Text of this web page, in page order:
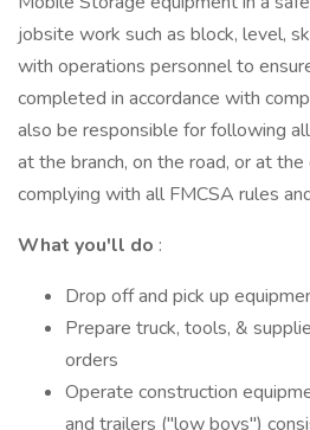
jobsite work such as block, level,
with operations personnel to
completed in accordance with
also be responsible for following
at the branch, on the road, or at
complying with all FMCSA rules
What you'll do :
Drop off and pick up
Prepare truck, tools, &
orders
Operate construction
and trailers ("low boys")